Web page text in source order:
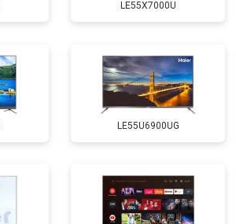
LE55X7000U
LE55U6900UG